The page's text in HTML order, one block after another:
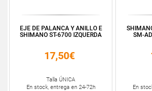
EJE DE PALANCA Y ANILLO E
SHIMANO ST-6700 IZQUERDA
17,50€
Talla ÚNICA
En stock, entrega en 24-72h
SM-
En